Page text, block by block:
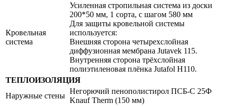
Кровельная
система
Усиленная стропильная система из доски
200*50 мм, 1 сорта, с шагом 580 мм
Для защиты кровельной системы
используется:
Внешняя сторона четырехслойная
диффузионная мембрана Jutavek 115.
Внутренняя сторона трёхслойная
полиэтиленовая плёнка Jutafol Н110.
ТЕПЛОИЗОЛЯЦИЯ
Наружные стены
Негорючий пенополистирол ПСБ-С 25Ф
Knauf Therm (150 мм)